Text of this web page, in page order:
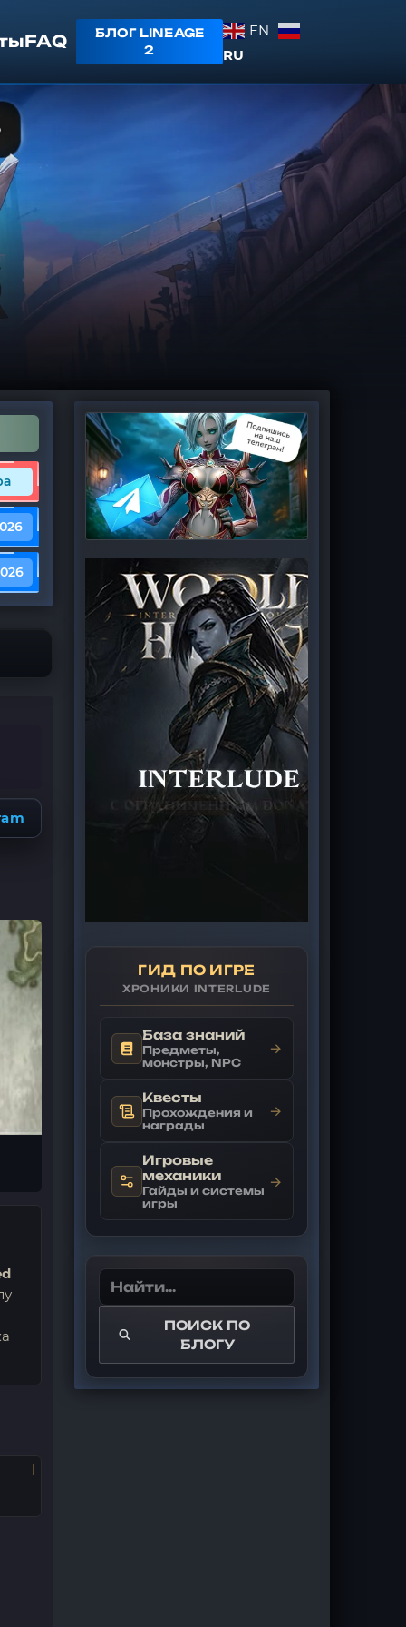
FAQ
БЛОГ LINEAGE
2
EN
RU
ГИД ПО ИГРЕ
ХРОНИКИ INTERLUDE
База знаний
Предметы,
монстры, NPC
→
Квесты
Прохождения и
награды
→
Игровые
механики
Гайды и системы
игры
→
ПОИСК ПО
БЛОГУ